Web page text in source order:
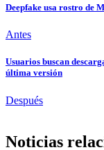
Deepfake usa rostro de
Antes
Usuarios buscan
última versión
Después
Noticias